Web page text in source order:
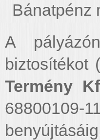
Bánatpénz
A
biztosítékot
Termény